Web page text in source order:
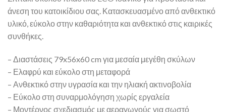
άνεση του κατοικίδιου σας. Κατασκευασμένο από ανθεκτικό
υλικό, εύκολο στην καθαριότητα και ανθεκτικό στις καιρικές
συνθήκες.
– Διαστάσεις 79x56x60 cm για μεσαία μεγέθη σκύλων
– Ελαφρύ και εύκολο στη μεταφορά
– Ανθεκτικό στην υγρασία και την ηλιακή ακτινοβολία
– Εύκολο στη συναρμολόγηση χωρίς εργαλεία
– Μοντέρνος σχεδιασμός με αεραγωγούς για σωστό